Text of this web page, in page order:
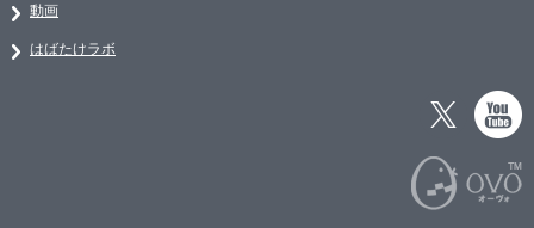
動画
はばたけラボ